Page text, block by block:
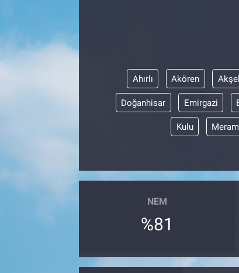
Ahırlı Akören
Doğanhisar Emirgazi
Kulu Meram
NEM
%81